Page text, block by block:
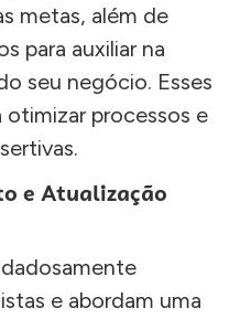
metas, além de
para auxiliar na
seu negócio. Esses
otimizar processos e
e Atualização
e abordam uma